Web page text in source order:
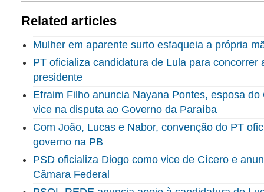
Related articles
Mulher em aparente surto esfaqueia a própria
PT oficializa candidatura de Lula para concorrer
presidente
Efraim Filho anuncia Nayana Pontes, esposa
vice na disputa ao Governo da Paraíba
Com João, Lucas e Nabor, convenção do PT
governo na PB
PSD oficializa Diogo como vice de Cícero e
Câmara Federal